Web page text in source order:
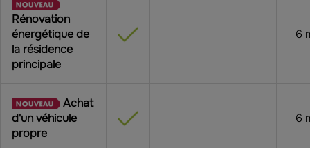
Rénovation
énergétique de
la résidence
principale
6
Achat
d'un véhicule
propre
6